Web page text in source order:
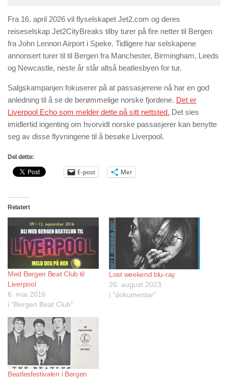
Fra 16. april 2026 vil flyselskapet Jet2.com og deres
reiseselskap Jet2CityBreaks tilby turer på fire netter til Bergen
fra John Lennon Airport i Speke. Tidligere har selskapene
annonsert turer til til Bergen fra Manchester, Birmingham, Leeds
og Newcastle, neste år står altså beatlesbyen for tur.
Salgskampanjen fokuserer på at passasjerene nå har en god
anledning til å se de berømmelige norske fjordene. Det er
Liverpool Echo som melder dette på sitt nettsted. Det sies
imidlertid ingenting om hvorvidt norske passasjerer kan benytte
seg av disse flyvningene til å besøke Liverpool.
Del dette:
E-post Mer
Relatert
Med Bergen Beat Club til
Liverpool
6. mai 2016
i "Bergen Beat Club"
Lost weekend blu-ray
26. august 2023
i "dokumentar"
Beatlesfestivalen i Bergen